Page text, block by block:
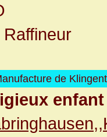
Raffineur
de
enfant